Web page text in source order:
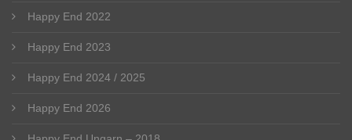
Happy End 2022
Happy End 2023
Happy End 2024 / 2025
Happy End 2026